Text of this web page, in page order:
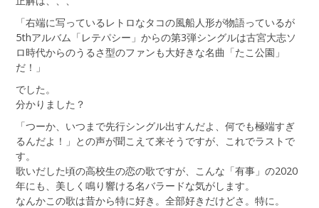
「右端に写っているレトロなタコの風船人形が物語っているが
5thアルバム「レテパシー」からの第3弾シングルは古宮大志ソ
ロ時代からのうるさ型のファンも大好きな名曲「たこ公園」
だ！」
でした。
分かりました？
「つーか、いつまで先行シングル出すんだよ、何でも極端すぎ
るんだよ！」との声が聞こえて来そうですが、これでラストで
す。
歌いだした頃の高校生の恋の歌ですが、こんな「有事」の2020
年にも、美しく鳴り響ける名バラードな気がします。
なんかこの歌は昔から特に好き。全部好きだけどさ。特に。